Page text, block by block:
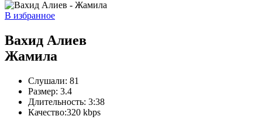
В избранное
Вахид Алиев
Жамила
Слушали: 81
Размер: 3.4
Длительность: 3:38
Качество:320 kbps